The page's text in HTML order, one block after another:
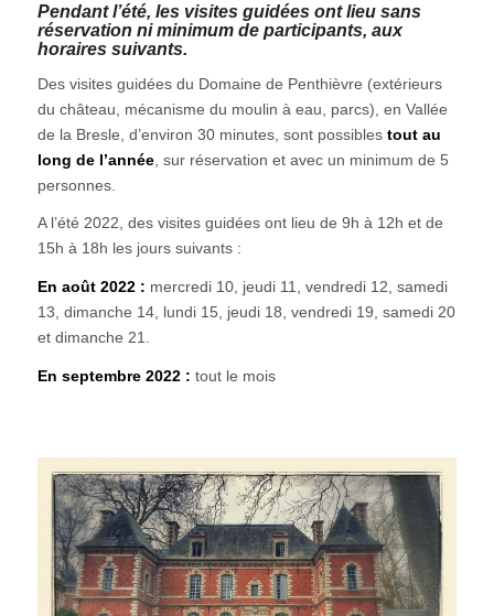
Pendant l’été, les visites guidées ont lieu sans
réservation ni minimum de participants, aux
horaires suivants.
Des visites guidées du Domaine de Penthièvre (extérieurs
du château, mécanisme du moulin à eau, parcs), en Vallée
de la Bresle, d’environ 30 minutes, sont possiblestout au
long de l’année, sur réservation et avec un minimum de 5
personnes.
A l’été 2022, des visites guidées ont lieu de 9h à 12h et de
15h à 18h les jours suivants :
En août 2022 : mercredi 10, jeudi 11, vendredi 12, samedi
13, dimanche 14, lundi 15, jeudi 18, vendredi 19, samedi 20
et dimanche 21.
En septembre 2022 : tout le mois